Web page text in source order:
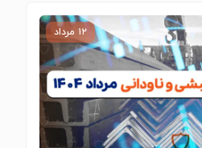
۱۲ مرداد